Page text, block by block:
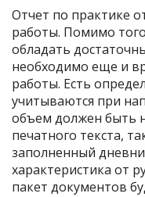
Отчет по практике
работы. Помимо
обладать
необходимо еще и
работы. Есть
учитываются при
объем должен быть
печатного текста,
заполненный
характеристика от
пакет документов